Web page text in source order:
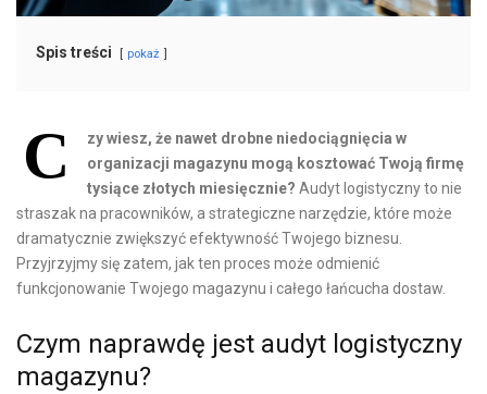
Spis treści pokaż
C
zy wiesz, że nawet drobne niedociągnięcia w
organizacji magazynu mogą kosztować Twoją firmę
tysiące złotych miesięcznie? Audyt logistyczny to nie
straszak na pracowników, a strategiczne narzędzie, które może
dramatycznie zwiększyć efektywność Twojego biznesu.
Przyjrzyjmy się zatem, jak ten proces może odmienić
funkcjonowanie Twojego magazynu i całego łańcucha dostaw.
Czym naprawdę jest audyt logistyczny
magazynu?